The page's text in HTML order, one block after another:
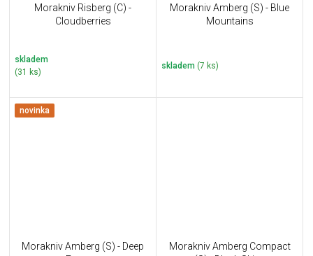
Morakniv Risberg (C) -
Cloudberries
skladem
(31 ks)
Morakniv Amberg (S) - Blue
Mountains
skladem (7 ks)
novinka
Morakniv Amberg (S) - Deep
Morakniv Amberg Compact